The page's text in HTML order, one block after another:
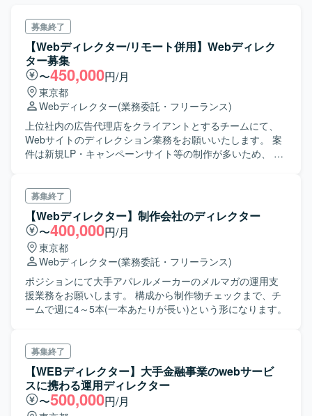
募集終了
【Webディレクター/リモート併用】Webディレク
ター募集
〜450,000円/月
東京都
Webディレクター(業務委託・フリーランス)
上位社内の広告代理店をクライアントとするチームにて、
Webサイトのディレクション業務をお願いいたします。 案
件は新規LP・キャンペーンサイト等の制作が多いため、 運
募集終了
【Webディレクター】制作会社のディレクター
〜400,000円/月
東京都
Webディレクター(業務委託・フリーランス)
ポジションにて大手アパレルメーカーのメルマガの運用支
援業務をお願いします。 構成から制作物チェックまで、チ
ームで週に4～5本(一本あたりが長い)という形になります。
募集終了
【WEBディレクター】大手金融事業のwebサービ
スに携わる運用ディレクター
〜500,000円/月